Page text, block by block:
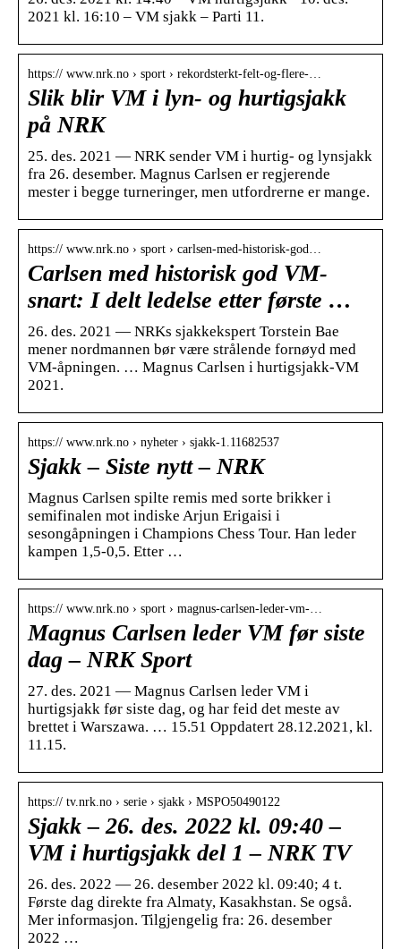
2021 kl. 16:10 – VM sjakk – Parti 11.
https:// www.nrk.no › sport › rekordsterkt-felt-og-flere-…
Slik blir VM i lyn- og hurtigsjakk
på NRK
25. des. 2021 — NRK sender VM i hurtig- og lynsjakk
fra 26. desember. Magnus Carlsen er regjerende
mester i begge turneringer, men utfordrerne er mange.
https:// www.nrk.no › sport › carlsen-med-historisk-god…
Carlsen med historisk god VM-
snart: I delt ledelse etter første …
26. des. 2021 — NRKs sjakkekspert Torstein Bae
mener nordmannen bør være strålende fornøyd med
VM-åpningen. … Magnus Carlsen i hurtigsjakk-VM
2021.
https:// www.nrk.no › nyheter › sjakk-1.11682537
Sjakk – Siste nytt – NRK
Magnus Carlsen spilte remis med sorte brikker i
semifinalen mot indiske Arjun Erigaisi i
sesongåpningen i Champions Chess Tour. Han leder
kampen 1,5-0,5. Etter …
https:// www.nrk.no › sport › magnus-carlsen-leder-vm-…
Magnus Carlsen leder VM før siste
dag – NRK Sport
27. des. 2021 — Magnus Carlsen leder VM i
hurtigsjakk før siste dag, og har feid det meste av
brettet i Warszawa. … 15.51 Oppdatert 28.12.2021, kl.
11.15.
https:// tv.nrk.no › serie › sjakk › MSPO50490122
Sjakk – 26. des. 2022 kl. 09:40 –
VM i hurtigsjakk del 1 – NRK TV
26. des. 2022 — 26. desember 2022 kl. 09:40; 4 t.
Første dag direkte fra Almaty, Kasakhstan. Se også.
Mer informasjon. Tilgjengelig fra: 26. desember
2022 …